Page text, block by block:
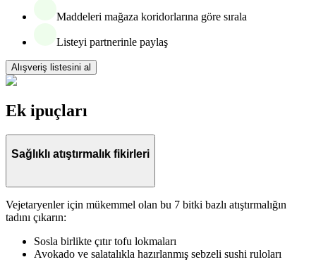
Maddeleri mağaza koridorlarına göre sırala
Listeyi partnerinle paylaş
Alışveriş listesini al
Ek ipuçları
Sağlıklı atıştırmalık fikirleri
Vejetaryenler için mükemmel olan bu 7 bitki bazlı atıştırmalığın
tadını çıkarın:
Sosla birlikte çıtır tofu lokmaları
Avokado ve salatalıkla hazırlanmış sebzeli sushi ruloları